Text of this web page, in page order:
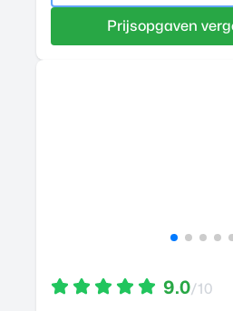
Prijsopgaven
9.0/10